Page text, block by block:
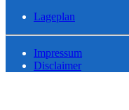
Lageplan
Impressum
Disclaimer